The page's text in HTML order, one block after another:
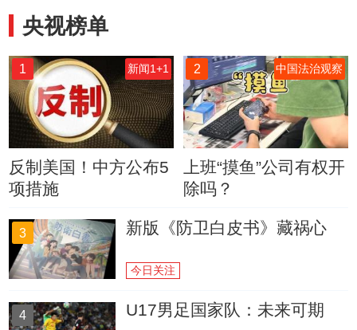
央视榜单
1 新闻1+1
反制美国！中方公布5
项措施
2 中国法治观察
上班“摸鱼”公司有权开
除吗？
3 新版《防卫白皮书》藏祸心
今日关注
4 U17男足国家队：未来可期